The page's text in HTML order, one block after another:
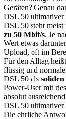
Geräten? Genau
DSL 50 ultimativer
DSL 50 steht meist
zu 50 Mbit/s. Je
Wert etwas
Upload, oft im
Für den Alltag
flüssig und
DSL 50 als
Power-User mit
absolut ausreichend.
DSL 50 ultimativer
Die ehrliche